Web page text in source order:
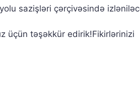
sazişləri çərçivəsində
üçün təşəkkür edirik!Fikirlərinizi